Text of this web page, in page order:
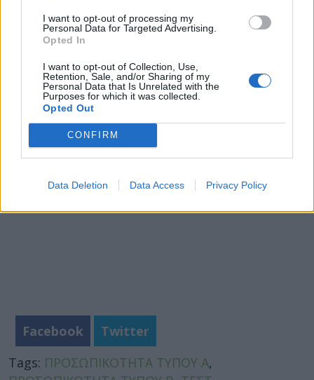
I want to opt-out of processing my
Personal Data for Targeted Advertising.
Opted In
I want to opt-out of Collection, Use,
Retention, Sale, and/or Sharing of my
Personal Data that Is Unrelated with the
Purposes for which it was collected.
Opted Out
CONFIRM
Data Deletion Data Access Privacy Policy
δείχνει;
ΕΔΩ ένα απίστευτο τεστ!
Τι χρώμα θα βγει αν ανακατέψεις… Το 96%
ΔΕΝ περνάει αυτό το τεστ!
Facebook
Twitter
Tags: ΠΡΟΣΩΠΙΚΟΤΗΤΑ ΤΥΠΟΥ Α,